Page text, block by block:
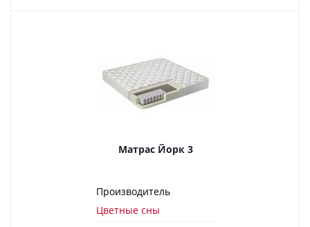
Матрас Йорк 3
Производитель
Цветные сны